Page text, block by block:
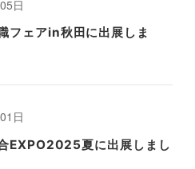
日
フェアin秋田に出展しま
日
EXPO2025夏に出展しまし